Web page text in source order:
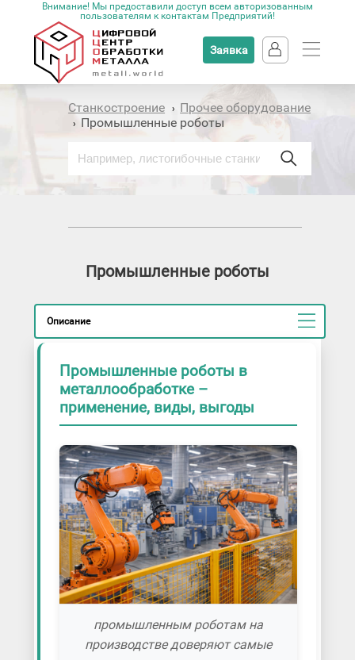
Внимание! Мы предоставили доступ всем авторизованным
пользователям к контактам Предприятий!
Заявка
Станкостроение › Прочее оборудование
› Промышленные роботы
Промышленные роботы
Описание
Промышленные роботы в
металлообработке –
применение, виды, выгоды
промышленным роботам на
производстве доверяют самые